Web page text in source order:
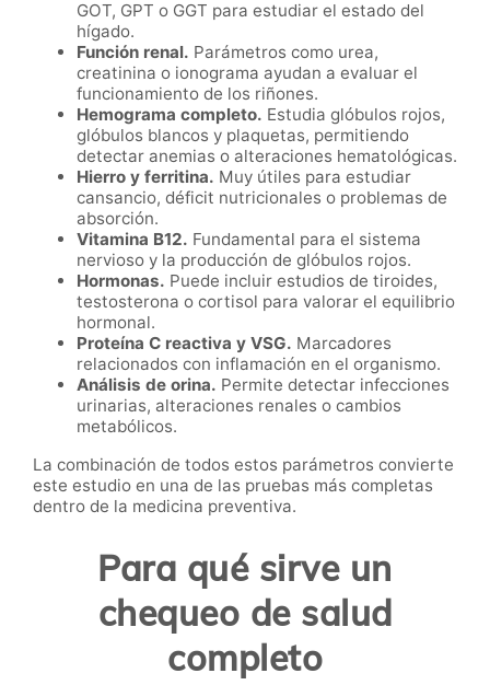
GOT, GPT o GGT para estudiar el estado del
hígado.
Función renal. Parámetros como urea,
creatinina o ionograma ayudan a evaluar el
funcionamiento de los riñones.
Hemograma completo. Estudia glóbulos rojos,
glóbulos blancos y plaquetas, permitiendo
detectar anemias o alteraciones hematológicas.
Hierro y ferritina. Muy útiles para estudiar
cansancio, déficit nutricionales o problemas de
absorción.
Vitamina B12. Fundamental para el sistema
nervioso y la producción de glóbulos rojos.
Hormonas. Puede incluir estudios de tiroides,
testosterona o cortisol para valorar el equilibrio
hormonal.
Proteína C reactiva y VSG. Marcadores
relacionados con inflamación en el organismo.
Análisis de orina. Permite detectar infecciones
urinarias, alteraciones renales o cambios
metabólicos.
La combinación de todos estos parámetros convierte
este estudio en una de las pruebas más completas
dentro de la medicina preventiva.
Para qué sirve un
chequeo de salud
completo